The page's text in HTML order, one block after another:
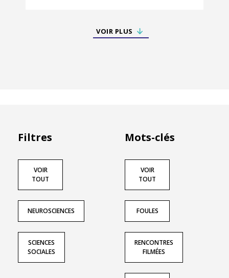
VOIR PLUS
Filtres
VOIR
TOUT
NEUROSCIENCES
SCIENCES
SOCIALES
Mots-clés
VOIR
TOUT
FOULES
RENCONTRES
FILMÉES